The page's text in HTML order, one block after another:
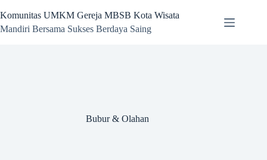
to
content
Komunitas UMKM Gereja MBSB Kota Wisata
Mandiri Bersama Sukses Berdaya Saing
Bubur & Olahan